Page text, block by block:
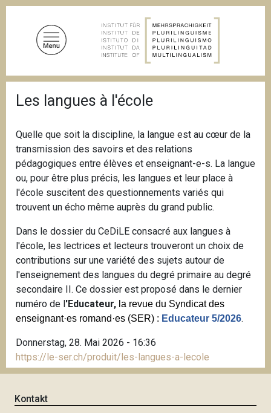
D
f
a
n
a
v
i
g
a
t
i
n
Les langues à l'école
Quelle que soit la discipline, la langue est au cœur de la
transmission des savoirs et des relations
pédagogiques entre élèves et enseignant-e-s. La langue
ou, pour être plus précis, les langues et leur place à
l'école suscitent des questionnements variés qui
trouvent un écho même auprès du grand public.
Dans le dossier du CeDiLE consacré aux langues à
l'école, les lectrices et lecteurs trouveront un choix de
contributions sur une variété des sujets autour de
l'enseignement des langues du degré primaire au degré
secondaire II. Ce dossier est proposé dans le dernier
numéro de l 'Educateur, la revue du Syndicat des
enseignant·es romand·es (SER) : Educateur 5/2026.
Donnerstag, 28. Mai 2026 - 16:36
https://le-ser.ch/produit/les-langues-a-lecole
Kontakt